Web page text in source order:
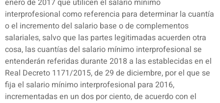
enero de 2017 que utilicen el salario mínimo
interprofesional como referencia para determinar la cuantía
o el incremento del salario base o de complementos
salariales, salvo que las partes legitimadas acuerden otra
cosa, las cuantías del salario mínimo interprofesional se
entenderán referidas durante 2018 a las establecidas en el
Real Decreto 1171/2015, de 29 de diciembre, por el que se
fija el salario mínimo interprofesional para 2016,
incrementadas en un dos por ciento, de acuerdo con el